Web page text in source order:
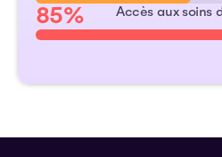
85% Accès aux soins